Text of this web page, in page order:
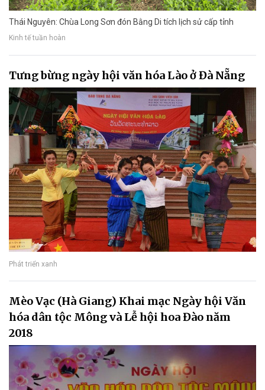
Thái Nguyên: Chùa Long Sơn đón Bằng Di tích lịch sử cấp tỉnh
Kinh tế tuần hoàn
Tưng bừng ngày hội văn hóa Lào ở Đà Nẵng
Phát triển xanh
Mèo Vạc (Hà Giang) Khai mạc Ngày hội Văn
hóa dân tộc Mông và Lễ hội hoa Đào năm
2018